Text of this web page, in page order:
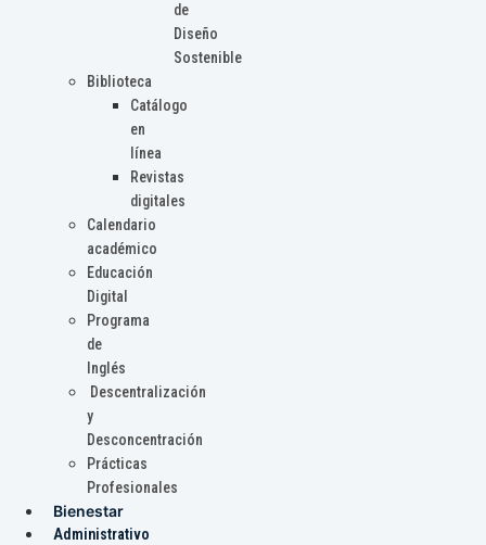
de
Diseño
Sostenible
Biblioteca
Catálogo
en
línea
Revistas
digitales
Calendario
académico
Educación
Digital
Programa
de
Inglés
Descentralización
y
Desconcentración
Prácticas
Profesionales
Bienestar
Administrativo